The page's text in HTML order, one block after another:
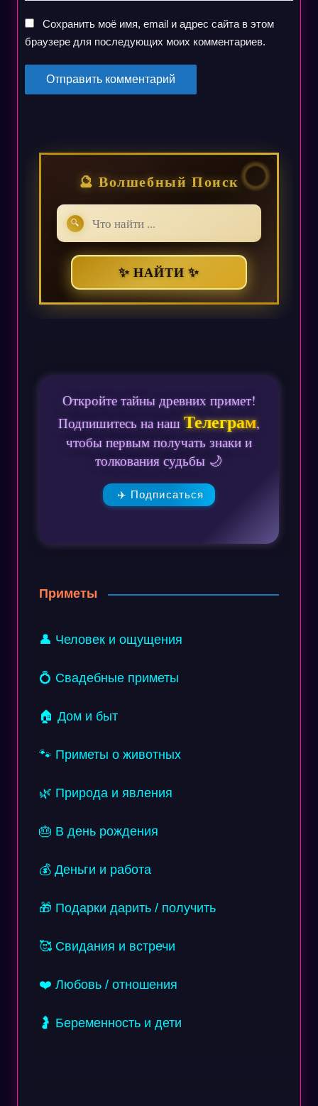
Сохранить моё имя, email и адрес сайта в этом
браузере для последующих моих комментариев.
🔮 Волшебный Поиск
🔍
✨ НАЙТИ ✨
Откройте тайны древних примет!
Подпишитесь на нашТелеграм,
чтобы первым получать знаки и
толкования судьбы 🌙
✈️ Подписаться
Приметы
👤 Человек и ощущения
💍 Свадебные приметы
🏠 Дом и быт
🐾 Приметы о животных
🌿 Природа и явления
🎂 В день рождения
💰 Деньги и работа
🎁 Подарки дарить / получить
🥰 Свидания и встречи
❤️ Любовь / отношения
🤰 Беременность и дети